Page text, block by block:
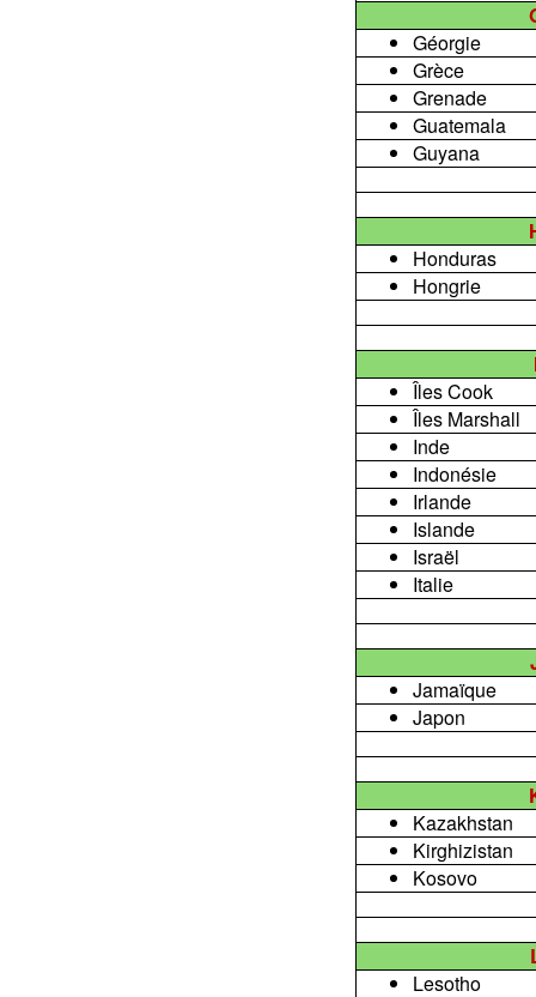
Géorgie
Grèce
Grenade
Guatemala
Guyana
Honduras
Hongrie
Îles Cook
Îles Marshall
Inde
Indonésie
Irlande
Islande
Israël
Italie
Jamaïque
Japon
Kazakhstan
Kirghizistan
Kosovo
Lesotho